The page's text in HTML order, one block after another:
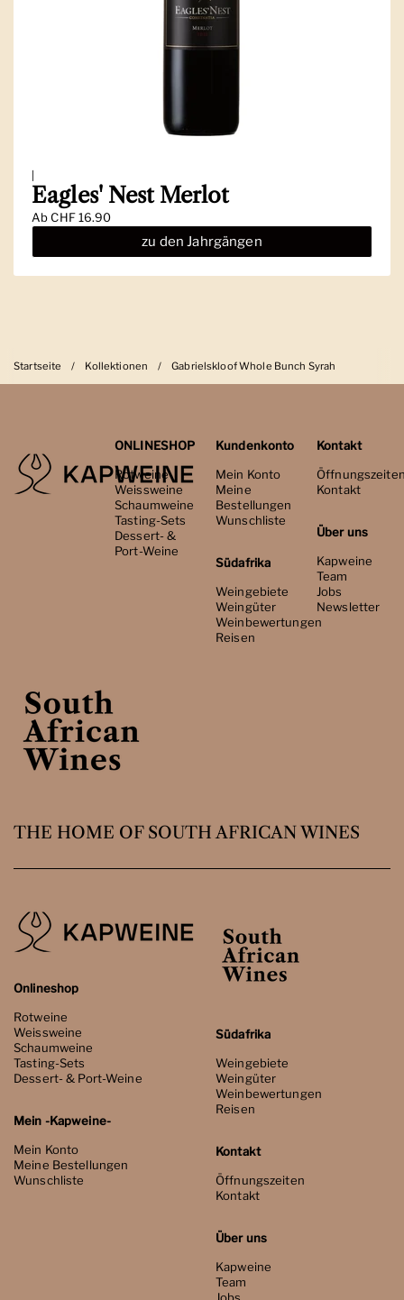
Eagles' Nest Merlot
AbCHF 16.90
zu den Jahrgängen
Startseite / Kollektionen / Gabrielskloof Whole Bunch Syrah
ONLINESHOP
Rotweine
Weissweine
Schaumweine
Tasting-Sets
Dessert- &
Port-Weine
Kundenkonto
Mein Konto
Meine
Bestellungen
Wunschliste
Südafrika
Weingebiete
Weingüter
Weinbewertungen
Reisen
Kontakt
Kontakt
Über uns
Kapweine
Team
Jobs
Newsletter
THE HOME OF SOUTH AFRICAN WINES
Onlineshop
Rotweine
Weissweine
Schaumweine
Tasting-Sets
Dessert- & Port-Weine
Mein -Kapweine-
Mein Konto
Meine Bestellungen
Wunschliste
Südafrika
Weingebiete
Weingüter
Weinbewertungen
Reisen
Kontakt
Öffnungszeiten
Kontakt
Über uns
Kapweine
Team